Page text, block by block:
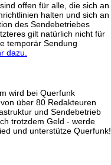
offen für alle, die sich an
halten und sich an
des Sendebetriebes
gilt natürlich nicht für
temporär Sendung
dazu.
wird bei Querfunk
über 80 Redakteuren
und Sendebetrieb
trotzdem Geld - werde
und unterstütze Querfunk!